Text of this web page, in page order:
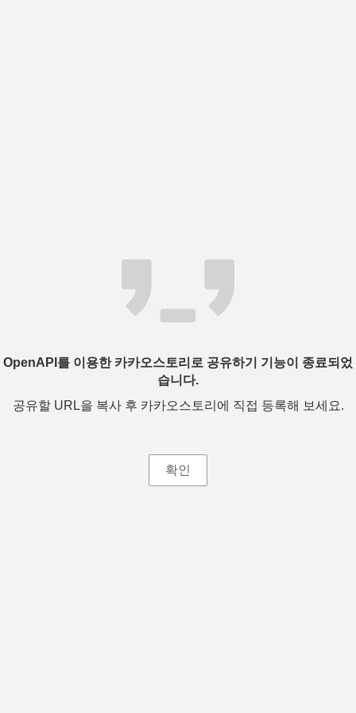
OpenAPI를 이용한 카카오스토리로 공유하기 기능이 종료되었
습니다.
공유할 URL을 복사 후 카카오스토리에 직접 등록해 보세요.
확인